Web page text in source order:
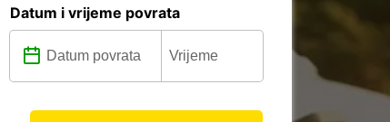
Datum i vrijeme povrata